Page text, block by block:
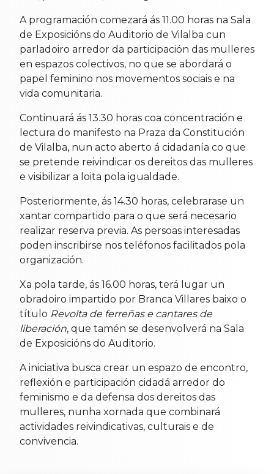
A programación comezará ás 11.00 horas na Sala
de Exposicións do Auditorio de Vilalba cun
parladoiro arredor da participación das mulleres
en espazos colectivos, no que se abordará o
papel feminino nos movementos sociais e na
vida comunitaria.
Continuará ás 13.30 horas coa concentración e
lectura do manifesto na Praza da Constitución
de Vilalba, nun acto aberto á cidadanía co que
se pretende reivindicar os dereitos das mulleres
e visibilizar a loita pola igualdade.
Posteriormente, ás 14.30 horas, celebrarase un
xantar compartido para o que será necesario
realizar reserva previa. As persoas interesadas
poden inscribirse nos teléfonos facilitados pola
organización.
Xa pola tarde, ás 16.00 horas, terá lugar un
obradoiro impartido por Branca Villares baixo o
título Revolta de ferreñas e cantares de
liberación, que tamén se desenvolverá na Sala
de Exposicións do Auditorio.
A iniciativa busca crear un espazo de encontro,
reflexión e participación cidadá arredor do
feminismo e da defensa dos dereitos das
mulleres, nunha xornada que combinará
actividades reivindicativas, culturais e de
convivencia.